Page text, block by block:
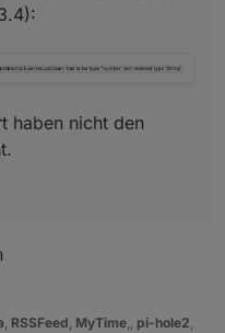
haben nicht den
, RSSFeed, MyTime,, pi-hole2,